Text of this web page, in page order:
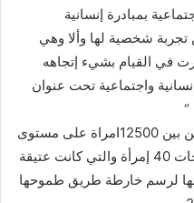
بمبادرة إنسانية
شخصية لها وألا وهي
في القيام بشيء إتجاهه
واجتماعية تحت عنوان
“
حصدت مراتب متقدمة تم اختيارها من بين 12500امراة على مستوى
الوطن ليكون بذلك مجموع المترشحات 40 إمرأة والتي كانت عتيقة
لرسم خارطة طريق طموحها